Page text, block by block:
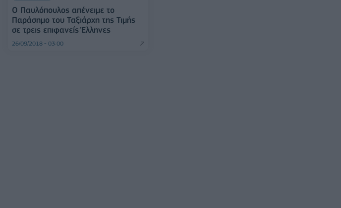
Ο Παυλόπουλος απένειμε το
Παράσημο του Ταξιάρχη της Τιμής
σε τρεις επιφανείς Έλληνες
26/09/2018 - 03:00